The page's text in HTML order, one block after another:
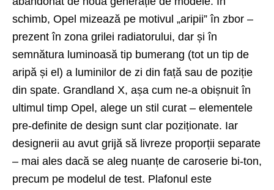
schimb, Opel mizează pe motivul „aripii” în zbor –
prezent în zona grilei radiatorului, dar și în
semnătura luminoasă tip bumerang (tot un tip de
aripă și el) a luminilor de zi din față sau de poziție
din spate. Grandland X, așa cum ne-a obișnuit în
ultimul timp Opel, alege un stil curat – elementele
pre-definite de design sunt clar poziționate. Iar
designerii au avut grijă să livreze proporții separate
– mai ales dacă se aleg nuanțe de caroserie bi-ton,
precum pe modelul de test. Plafonul este